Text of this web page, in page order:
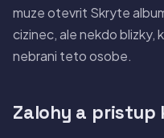
muze otevrit Skryte
cizinec, ale nekdo blizky,
nebrani teto osobe.
Zalohy a pristup